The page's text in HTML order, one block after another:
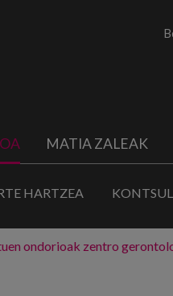
MATIA ZALEAK
HARTZEA
ondorioak zentro